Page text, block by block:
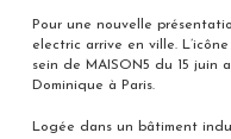
Pour une nouvelle
electric arrive en ville.
sein de MAISON5 du 15 juin
Dominique à Paris.
Logée dans un bâtiment